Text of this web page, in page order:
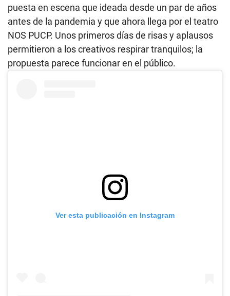
puesta en escena que ideada desde un par de años
antes de la pandemia y que ahora llega por el teatro
NOS PUCP. Unos primeros días de risas y aplausos
permitieron a los creativos respirar tranquilos; la
propuesta parece funcionar en el público.
Ver esta publicación en Instagram